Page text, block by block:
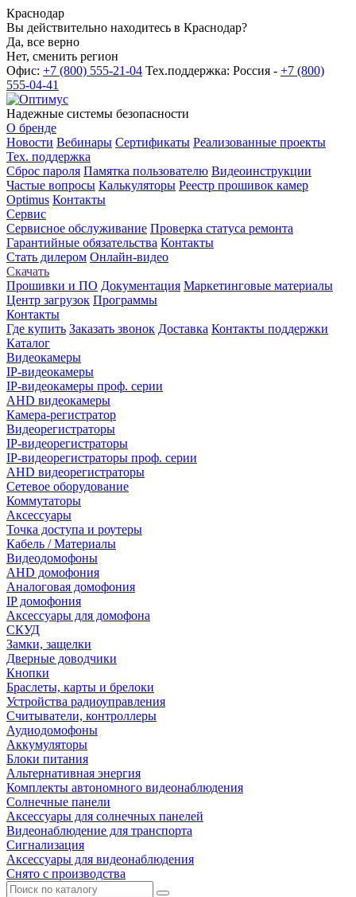
Краснодар
Вы действительно находитесь в Краснодар?
Да, все верно
Нет, сменить регион
Офис: +7 (800) 555-21-04 Тех.поддержка: Россия - +7 (800)
555-04-41
Надежные системы безопасности
О бренде
Новости Вебинары Сертификаты Реализованные проекты
Тех. поддержка
Сброс пароля Памятка пользователю Видеоинструкции
Частые вопросы Калькуляторы Реестр прошивок камер
Optimus Контакты
Сервис
Сервисное обслуживание Проверка статуса ремонта
Гарантийные обязательства Контакты
Стать дилером Онлайн-видео
Скачать
Прошивки и ПО Документация Маркетинговые материалы
Центр загрузок Программы
Контакты
Где купить Заказать звонок Доставка Контакты поддержки
Каталог
Видеокамеры
IP-видеокамеры
IP-видеокамеры проф. серии
AHD видеокамеры
Камера-регистратор
Видеорегистраторы
IP-видеорегистраторы
IP-видеорегистраторы проф. серии
AHD видеорегистраторы
Сетевое оборудование
Коммутаторы
Аксессуары
Точка доступа и роутеры
Кабель / Материалы
Видеодомофоны
AHD домофония
Аналоговая домофония
IP домофония
Аксессуары для домофона
СКУД
Замки, защелки
Дверные доводчики
Кнопки
Браслеты, карты и брелоки
Устройства радиоуправления
Считыватели, контроллеры
Аудиодомофоны
Аккумуляторы
Блоки питания
Альтернативная энергия
Комплекты автономного видеонаблюдения
Солнечные панели
Аксессуары для солнечных панелей
Видеонаблюдение для транспорта
Сигнализация
Аксессуары для видеонаблюдения
Снято с производства